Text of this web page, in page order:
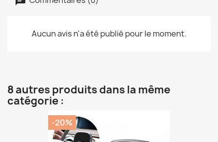
Aucun avis n'a été publié pour le moment.
8 autres produits dans la même
catégorie :
-20%